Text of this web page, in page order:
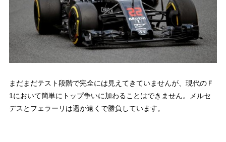
まだまだテスト段階で完全には見えてきていませんが、現代のＦ
1において簡単にトップ争いに加わることはできません。メルセ
デスとフェラーリは遥か遠くで勝負しています。